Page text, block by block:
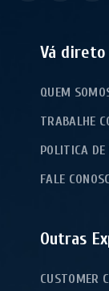
Vá direto
QUEM
TRABALHE
POLITICA DE
FALE
Outras
CUSTOMER